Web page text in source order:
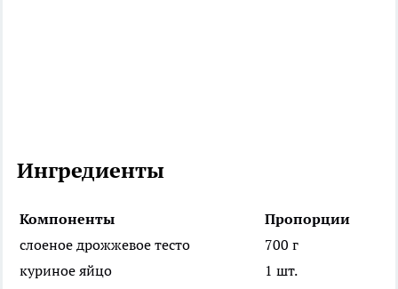
Ингредиенты
Компоненты
Пропорции
слоеное дрожжевое тесто
700 г
куриное яйцо
1 шт.